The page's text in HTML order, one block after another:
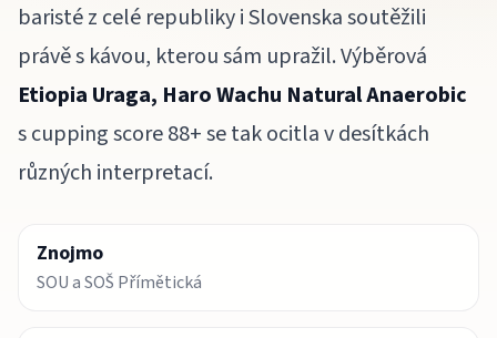
baristé z celé republiky i Slovenska soutěžili
právě s kávou, kterou sám upražil. Výběrová
Etiopia Uraga, Haro Wachu Natural Anaerobic
s cupping score 88+ se tak ocitla v desítkách
různých interpretací.
Znojmo
SOU a SOŠ Přímětická